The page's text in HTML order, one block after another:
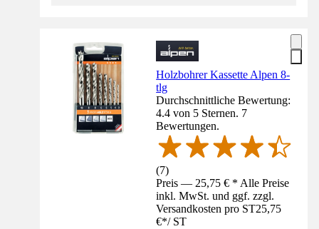
Holzbohrer Kassette Alpen 8-
tlg
Durchschnittliche Bewertung:
4.4 von 5 Sternen. 7
Bewertungen.
(7)
Preis — 25,75 € * Alle Preise
inkl. MwSt. und ggf. zzgl.
Versandkosten pro ST25,75
€*/ ST